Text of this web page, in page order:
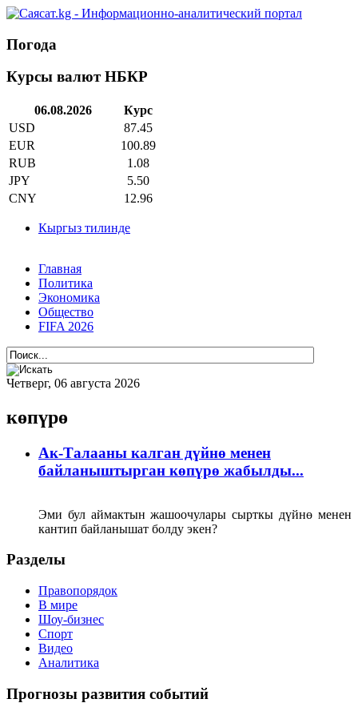
Погода
Курсы валют НБКР
06.08.2026
Курс
USD
87.45
EUR
100.89
RUB
1.08
JPY
5.50
CNY
12.96
Кыргыз тилинде
Главная
Политика
Экономика
Общество
FIFA 2026
Четверг, 06 августа 2026
көпүрө
Ак-Талааны калган дүйнө менен
байланыштырган көпүрө жабылды...
Эми бул аймактын жашоочулары сырткы дүйнө менен
кантип байланышат болду экен?
Разделы
Правопорядок
В мире
Шоу-бизнес
Спорт
Видео
Аналитика
Прогнозы развития событий